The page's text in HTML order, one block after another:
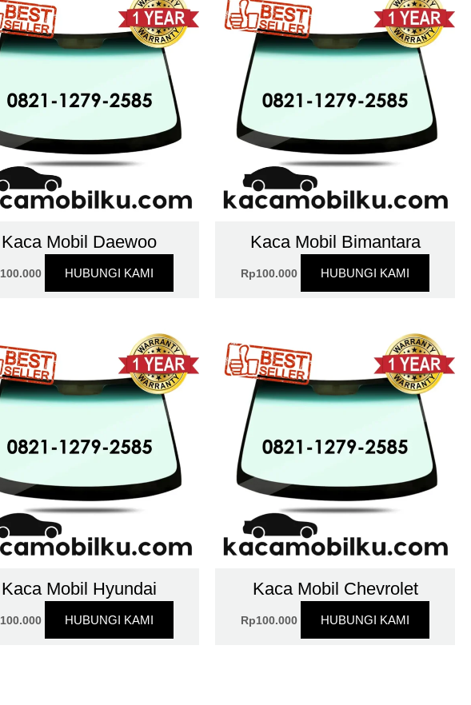
Kaca Mobil Daewoo
100.000 HUBUNGI KAMI
Kaca Mobil Bimantara
Rp100.000 HUBUNGI KAMI
Kaca Mobil Hyundai
100.000 HUBUNGI KAMI
Kaca Mobil Chevrolet
Rp100.000 HUBUNGI KAMI